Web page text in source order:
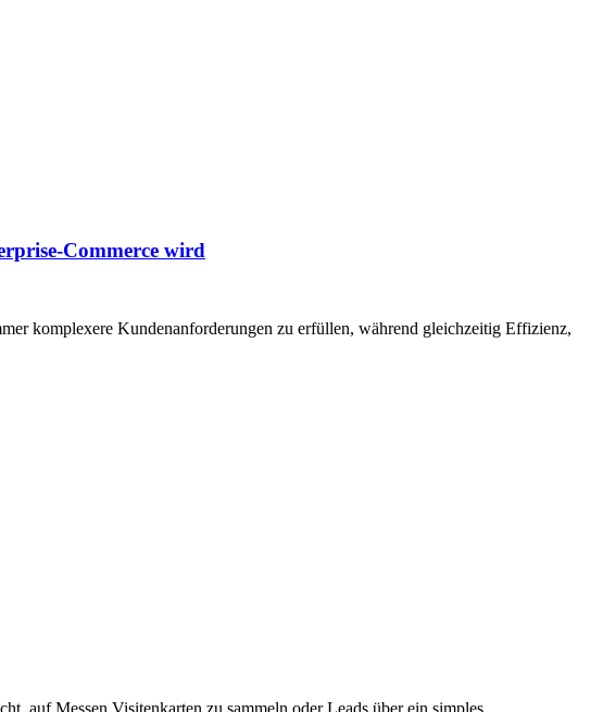
Commerce wird
komplexere Kundenanforderungen zu erfüllen, während gleichzeitig Effizienz,
auf Messen Visitenkarten zu sammeln oder Leads über ein simples